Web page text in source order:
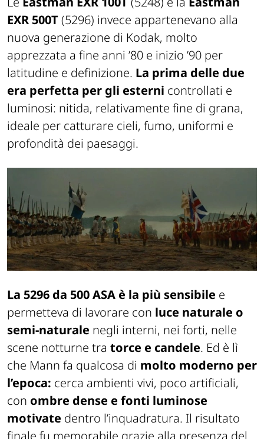
EXR 500T(5296) invece appartenevano alla
nuova generazione di Kodak, molto
apprezzata a fine anni ’80 e inizio ’90 per
latitudine e definizione. La prima delle due
era perfetta per gli esterni controllati e
luminosi: nitida, relativamente fine di grana,
ideale per catturare cieli, fumo, uniformi e
profondità dei paesaggi.
La 5296 da 500 ASA è la più sensibile e
permetteva di lavorare con luce naturale o
semi-naturale negli interni, nei forti, nelle
scene notturne tra torce e candele. Ed è lì
che Mann fa qualcosa di molto moderno per
l’epoca: cerca ambienti vivi, poco artificiali,
con ombre dense e fonti luminose
motivate dentro l’inquadratura. Il risultato